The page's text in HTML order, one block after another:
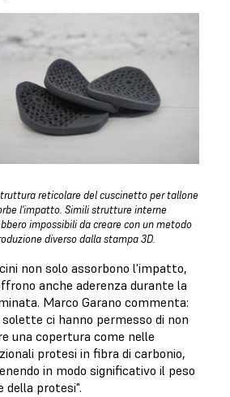
reticolare del cuscinetto per tallone
l'impatto. Simili strutture interne
impossibili da creare con un metodo
diverso dalla stampa 3D.
non solo assorbono l'impatto,
anche aderenza durante la
Marco Garano commenta:
solette ci hanno permesso di non
una copertura come nelle
protesi in fibra di carbonio,
in modo significativo il peso
della protesi".